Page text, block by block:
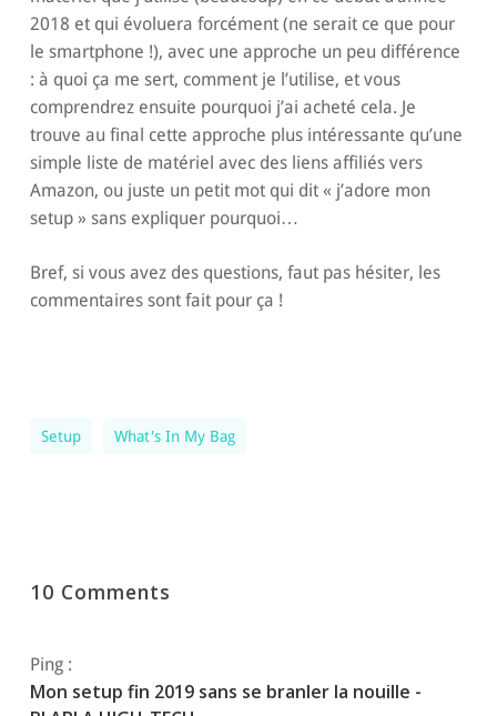
2018 et qui évoluera forcément (ne serait ce que pour
le smartphone !), avec une approche un peu différence
: à quoi ça me sert, comment je l’utilise, et vous
comprendrez ensuite pourquoi j’ai acheté cela. Je
trouve au final cette approche plus intéressante qu’une
simple liste de matériel avec des liens affiliés vers
Amazon, ou juste un petit mot qui dit « j’adore mon
setup » sans expliquer pourquoi…
Bref, si vous avez des questions, faut pas hésiter, les
commentaires sont fait pour ça !
Setup What's In My Bag
10 Comments
Ping :
Mon setup fin 2019 sans se branler la nouille -